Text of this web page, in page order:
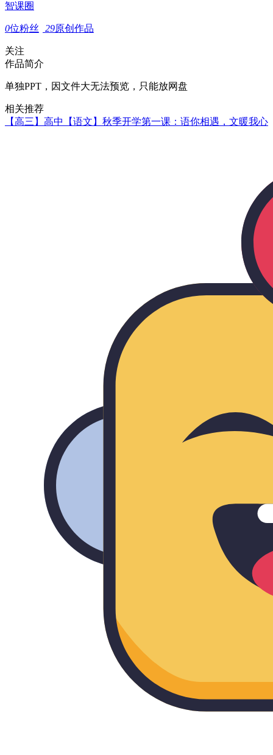
智课圈
0位粉丝 29原创作品
关注
作品简介
单独PPT，因文件大无法预览，只能放网盘
相关推荐
【高三】高中【语文】秋季开学第一课：语你相遇，文暖我心